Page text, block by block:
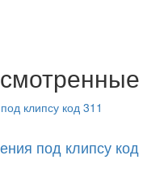
под клипсу код